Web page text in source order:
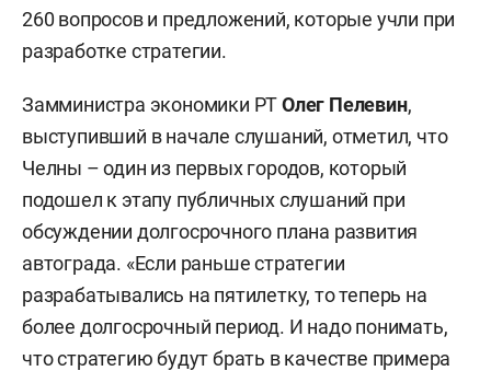
260 вопросов и предложений, которые учли при
разработке стратегии.
Замминистра экономики РТОлег Пелевин,
выступивший в начале слушаний, отметил, что
Челны – один из первых городов, который
подошел к этапу публичных слушаний при
обсуждении долгосрочного плана развития
автограда. «Если раньше стратегии
разрабатывались на пятилетку, то теперь на
более долгосрочный период. И надо понимать,
что стратегию будут брать в качестве примера